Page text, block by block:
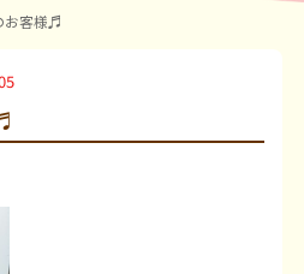
お客様♬